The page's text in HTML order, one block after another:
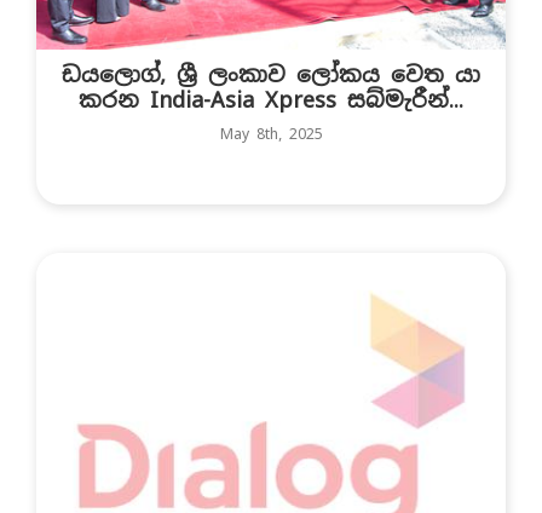
ඩයලොග්, ශ්‍රී ලංකාව ලෝකය වෙත යා
කරන India-Asia Xpress සබ්මැරීන්...
May 8th, 2025